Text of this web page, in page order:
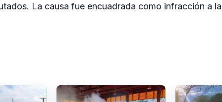
La causa fue encuadrada como infracción a